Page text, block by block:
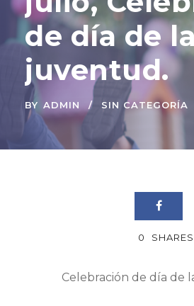
de día de la
juventud.
BY ADMIN SIN CATEGORÍA
0 SHARES
Celebración de día de